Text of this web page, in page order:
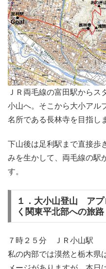
ＪＲ両毛線の富田駅から
小山へ。そこから大小アル
名所である長林寺を目指し
下山後は足利駅まで直接歩
みを生かして、両毛線の駅
す。
１．大小山登山 ア
く関東平北部への旅路
７時２５分 ＪＲ小山駅
私の内部では漠然と栃木県